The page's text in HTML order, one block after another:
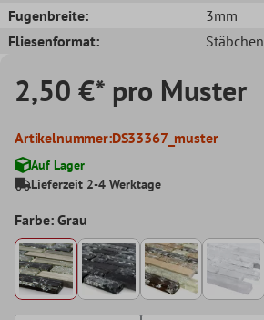
Fugenbreite:
3mm
Fliesenformat:
Stäbchen
2,50 €* pro Muster
Artikelnummer:DS33367_muster
Auf Lager
Lieferzeit 2-4 Werktage
Farbe: Grau